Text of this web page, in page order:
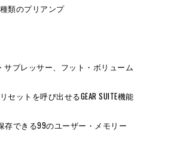
類のプリアンプ
プレッサー、フット・ボリューム
ットを呼び出せるGEAR SUITE機能
存できる99のユーザー・メモリー